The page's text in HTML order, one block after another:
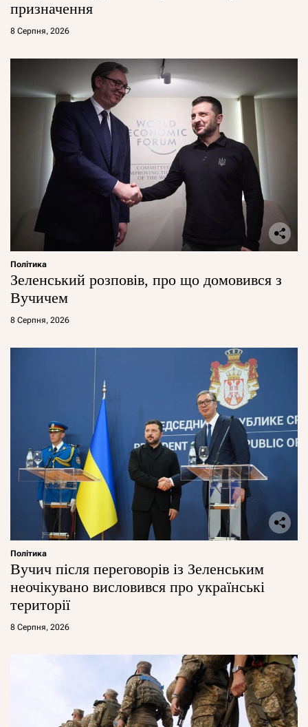
призначення
8 Серпня, 2026
Політика
Зеленський розповів, про що домовився з
Вучичем
8 Серпня, 2026
Політика
Вучич після переговорів із Зеленським
неочікувано висловився про українські
території
8 Серпня, 2026